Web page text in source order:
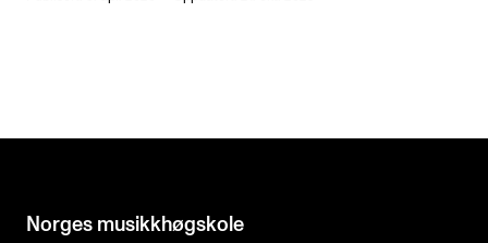
Norges musikk­høgskole